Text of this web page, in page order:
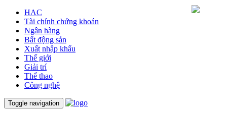
HAC
Tài chính chứng khoán
Ngân hàng
Bất động sản
Xuất nhập khẩu
Thế giới
Giải trí
Thể thao
Công nghệ
Toggle navigation